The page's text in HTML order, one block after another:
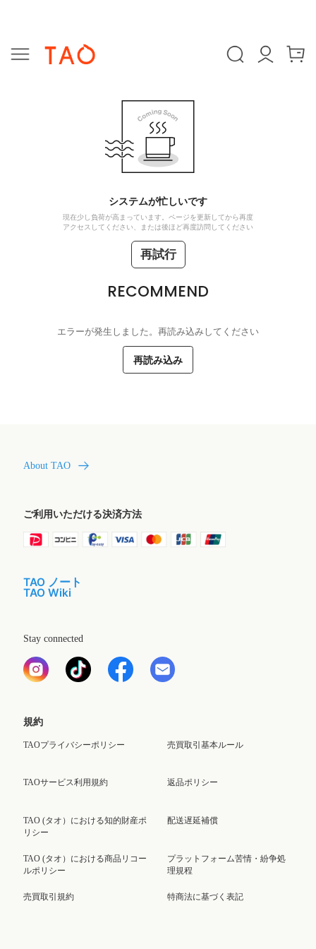
システムが忙しいです
現在少し負荷が高まっています。ページを更新してから再度
アクセスしてください、または後ほど再度訪問してください
再試行
RECOMMEND
エラーが発生しました。再読み込みしてください
再読み込み
About TAO
ご利用いただける決済方法
TAO ノート
TAO Wiki
Stay connected
規約
TAOプライバシーポリシー
TAOサービス利用規約
TAO (タオ）における知的財産ポ
リシー
TAO (タオ）における商品リコー
ルポリシー
売買取引規約
売買取引基本ルール
返品ポリシー
配送遅延補償
プラットフォーム苦情・紛争処
理規程
特商法に基づく表記